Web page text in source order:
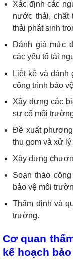
Xác định các
nước thải, chất
thải phát sinh
Đánh giá mức
các yếu tố tài
Liệt kê và đánh
công trình bảo
Xây dựng các
sự cố môi
Đề xuất
thu gom và xử
Xây dựng
Soạn thảo
bảo vệ môi
Thẩm định và
trường.
Cơ quan
kế hoạch